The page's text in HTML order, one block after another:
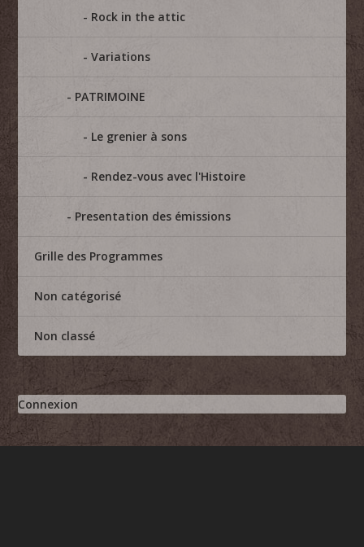
Rock in the attic
Variations
PATRIMOINE
Le grenier à sons
Rendez-vous avec l'Histoire
Presentation des émissions
Grille des Programmes
Non catégorisé
Non classé
Connexion